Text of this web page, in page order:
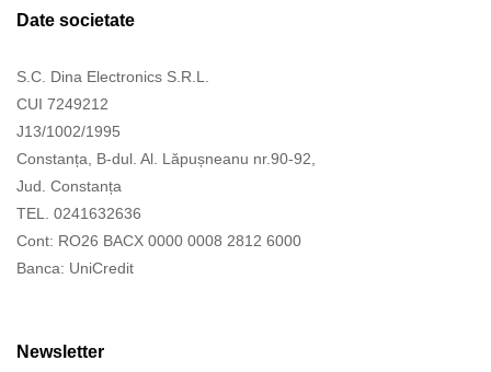
Date societate
S.C. Dina Electronics S.R.L.
CUI 7249212
J13/1002/1995
Constanța, B-dul. Al. Lăpușneanu nr.90-92,
Jud. Constanța
TEL. 0241632636
Cont: RO26 BACX 0000 0008 2812 6000
Banca: UniCredit
Newsletter